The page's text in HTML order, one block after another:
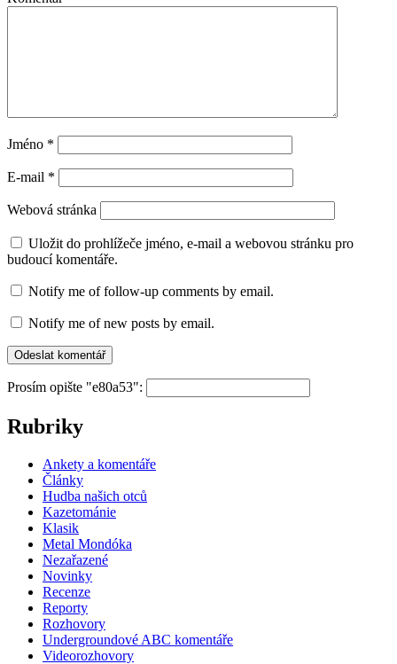
Jméno *
E-mail *
Webová stránka
Uložit do prohlížeče jméno, e-mail a webovou stránku pro
budoucí komentáře.
Notify me of follow-up comments by email.
Notify me of new posts by email.
Prosím opište "e80a53":
Rubriky
Ankety a komentáře
Články
Hudba našich otců
Kazetománie
Klasik
Metal Mondóka
Nezařazené
Novinky
Recenze
Reporty
Rozhovory
Undergroundové ABC komentáře
Videorozhovory